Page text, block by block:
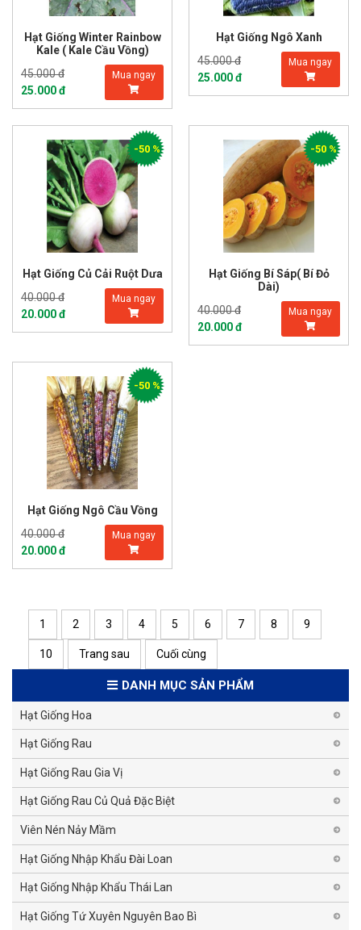
Hạt Giống Winter Rainbow
Kale ( Kale Cầu Vồng)
45.000 đ
25.000 đ
Mua ngay
Hạt Giống Ngô Xanh
45.000 đ
25.000 đ
Mua ngay
Hạt Giống Củ Cải Ruột Dưa
40.000 đ
20.000 đ
Mua ngay
-50 %
Hạt Giống Bí Sáp( Bí Đỏ
Dài)
40.000 đ
20.000 đ
Mua ngay
-50 %
Hạt Giống Ngô Cầu Vồng
40.000 đ
20.000 đ
Mua ngay
-50 %
1 2 3 4 5 6 7 8 9
10 Trang sau Cuối cùng
DANH MỤC SẢN PHẨM
Hạt Giống Hoa
Hạt Giống Rau
Hạt Giống Rau Gia Vị
Hạt Giống Rau Củ Quả Đặc Biệt
Viên Nén Nảy Mầm
Hạt Giống Nhập Khẩu Đài Loan
Hạt Giống Nhập Khẩu Thái Lan
Hạt Giống Tứ Xuyên Nguyên Bao Bì